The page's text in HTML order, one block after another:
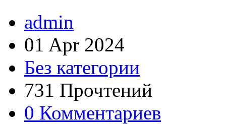
admin
01 Apr 2024
Без категории
731 Прочтений
0 Комментариев